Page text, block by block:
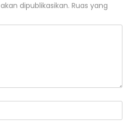
dipublikasikan. Ruas yang